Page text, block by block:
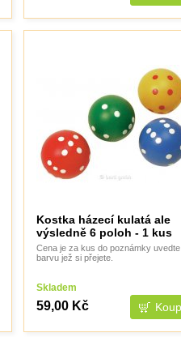
Kostka házecí kulatá ale
výsledně 6 poloh - 1 kus
Cena je za kus do poznámky uvedte
barvu jež si přejete.
Skladem
59,00 Kč